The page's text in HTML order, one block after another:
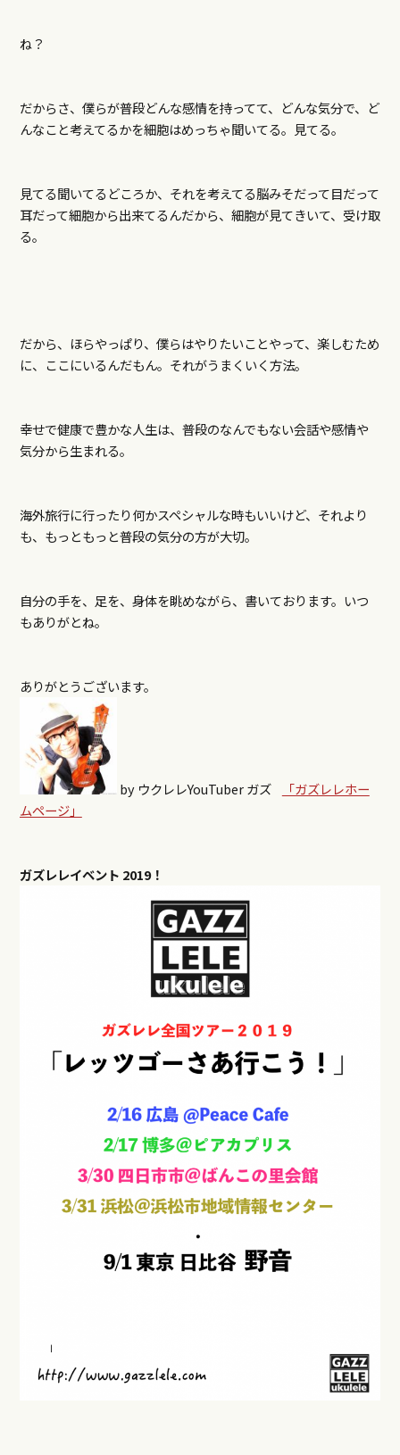
ね？
だからさ、僕らが普段どんな感情を持ってて、どんな気分で、ど
んなこと考えてるかを細胞はめっちゃ聞いてる。見てる。
見てる聞いてるどころか、それを考えてる脳みそだって目だって
耳だって細胞から出来てるんだから、細胞が見てきいて、受け取
る。
だから、ほらやっぱり、僕らはやりたいことやって、楽しむため
に、ここにいるんだもん。それがうまくいく方法。
幸せで健康で豊かな人生は、普段のなんでもない会話や感情や
気分から生まれる。
海外旅行に行ったり何かスペシャルな時もいいけど、それより
も、もっともっと普段の気分の方が大切。
自分の手を、足を、身体を眺めながら、書いております。いつ
もありがとね。
ありがとうございます。
by ウクレレYouTuber ガズ
「ガズレレホー
ムページ」
ガズレレイベント 2019！